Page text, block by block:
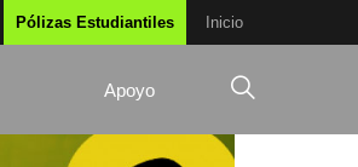
Pólizas Estudiantiles Inicio
Apoyo